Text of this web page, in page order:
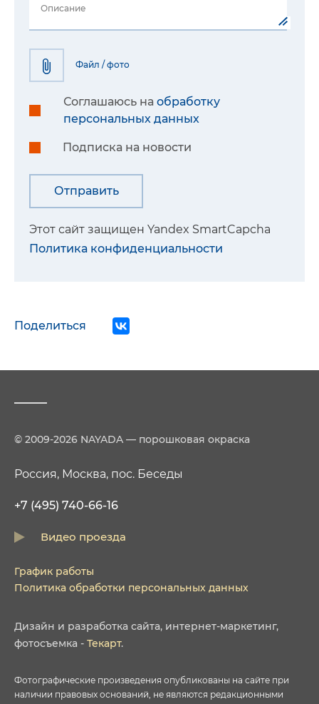
Описание
Файл / фото
Соглашаюсь на обработку
персональных данных
Подписка на новости
Этот сайт защищен Yandex SmartCapcha
Политика конфиденциальности
Поделиться
© 2009-2026 NAYADA — порошковая окраска
Россия, Москва, пос. Беседы
+7 (495) 740-66-16
Видео проезда
График работы
Политика обработки персональных данных
Дизайн и разработка сайта, интернет-маркетинг,
фотосъемка - Текарт.
Фотографические произведения опубликованы на сайте при
наличии правовых оснований, не являются редакционными